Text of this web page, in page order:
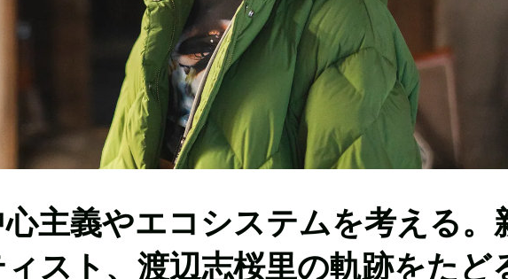
主義やエコシステムを考える。
スト、渡辺志桜里の軌跡をたど